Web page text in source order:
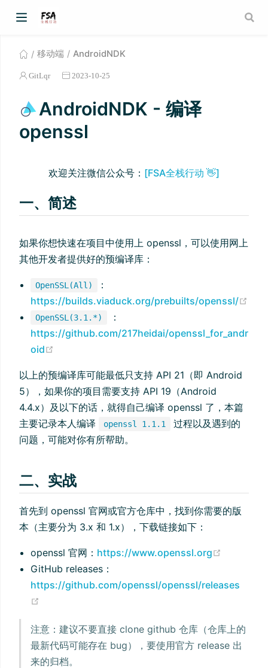
移动端 AndroidNDK
GitLqr 2023-10-25
AndroidNDK - 编译
openssl
欢迎关注微信公众号： [FSA全栈行动 👋]
一、简述
如果你想快速在项目中使用上 openssl，可以使用网上
其他开发者提供好的预编译库：
OpenSSL(All)
：
https://builds.viaduck.org/prebuilts/openssl/
OpenSSL(3.1.*)
：
https://github.com/217heidai/openssl_for_andr
oid
以上的预编译库可能最低只支持 API 21（即 Android
5），如果你的项目需要支持 API 19（Android
4.4.x）及以下的话，就得自己编译 openssl 了，本篇
主要记录本人编译
openssl 1.1.1
过程以及遇到的
问题，可能对你有所帮助。
二、实战
首先到 openssl 官网或官方仓库中，找到你需要的版
本（主要分为 3.x 和 1.x），下载链接如下：
openssl 官网： https://www.openssl.org
GitHub releases：
https://github.com/openssl/openssl/releases
注意：建议不要直接 clone github 仓库（仓库上的
最新代码可能存在 bug），要使用官方 release 出
来的归档。